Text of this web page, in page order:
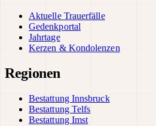
Aktuelle Trauerfälle
Gedenkportal
Jahrtage
Kerzen & Kondolenzen
Regionen
Bestattung Innsbruck
Bestattung Telfs
Bestattung Imst